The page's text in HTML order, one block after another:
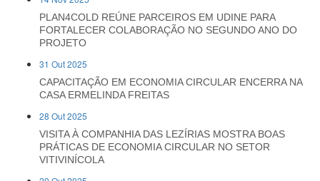
PLAN4COLD REÚNE PARCEIROS EM UDINE PARA
FORTALECER COLABORAÇÃO NO SEGUNDO ANO DO
PROJETO
31 Out 2025
CAPACITAÇÃO EM ECONOMIA CIRCULAR ENCERRA NA
CASA ERMELINDA FREITAS
28 Out 2025
VISITA À COMPANHIA DAS LEZÍRIAS MOSTRA BOAS
PRÁTICAS DE ECONOMIA CIRCULAR NO SETOR
VITIVINÍCOLA